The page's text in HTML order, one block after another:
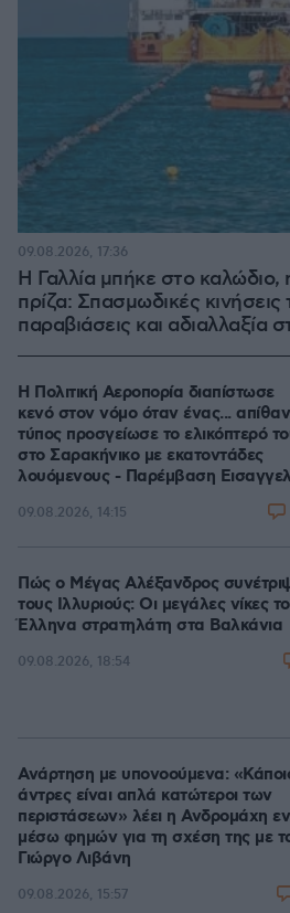
Η Γαλλία μπήκε στο καλώδιο,
πρίζα: Σπασμωδικές
παραβιάσεις και αδιαλλαξία
09.08.2026, 17:36
Η Πολιτική Αεροπορία διαπίστωσε
κενό στον νόμο όταν ένας...
τύπος προσγείωσε το ελικόπτερό
στο Σαρακήνικο με εκατοντάδες
λουόμενους - Παρέμβαση
09.08.2026, 14:15
Πώς ο Μέγας Αλέξανδρος
τους Ιλλυριούς: Οι μεγάλες νίκες
Έλληνα στρατηλάτη στα Βαλκάνια
09.08.2026, 18:54
Ανάρτηση με υπονοούμενα:
άντρες είναι απλά κατώτεροι των
περιστάσεων» λέει η Ανδρομάχη εν
μέσω φημών για τη σχέση της με
Γιώργο Λιβάνη
09.08.2026, 15:57